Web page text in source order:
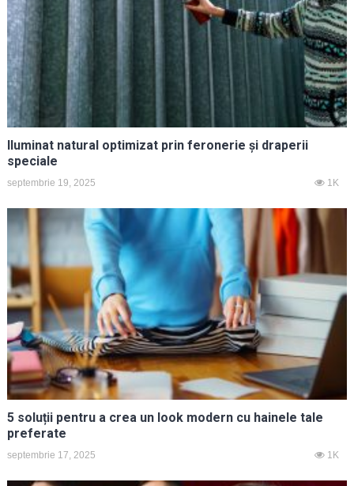
Iluminat natural optimizat prin feronerie și draperii
speciale
septembrie 19, 2025 1K
5 soluții pentru a crea un look modern cu hainele tale
preferate
septembrie 17, 2025 1K